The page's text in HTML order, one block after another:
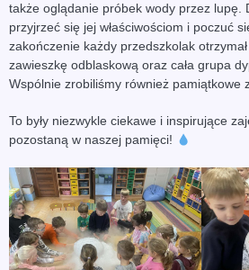
także oglądanie próbek wody przez lupę.
przyjrzeć się jej właściwościom i poczuć
zakończenie każdy przedszkolak otrzymał
zawieszkę odblaskową oraz cała grupa
Wspólnie zrobiliśmy również pamiątkowe
To były niezwykle ciekawe i inspirujące
pozostaną w naszej pamięci!